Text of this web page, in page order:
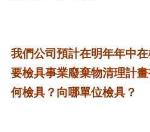
我們公司預計在明年年中
要檢具事業廢棄物清理計
何檢具？向哪單位檢具？